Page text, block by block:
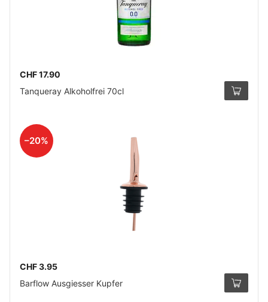
CHF 17.90
Tanqueray Alkoholfrei 70cl
–20%
CHF 3.95
Barflow Ausgiesser Kupfer